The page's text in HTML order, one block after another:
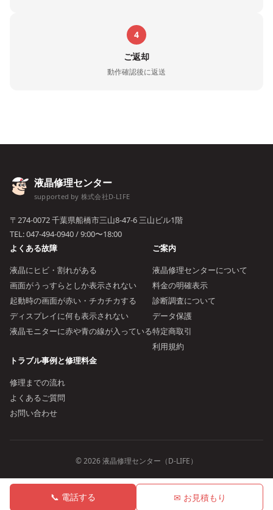
4
ご返却
動作確認後に返送
液晶修理センター
supported by 株式会社D-LIFE
〒274-0072 千葉県船橋市三山8-47-6 三山ビル1階
TEL:047-494-0940/ 9:00〜18:00
よくある故障
液晶にヒビ・割れがある
画面がうっすらとしか表示されない
起動時の画面が赤い・チカチカする
ディスプレイに何も表示されない
液晶モニターに赤や青の線が入っている
ご案内
液晶修理センターについて
料金の明確表示
診断調査について
データ保護
特定商取引
利用規約
トラブル事例と修理料金
修理までの流れ
よくあるご質問
お問い合わせ
© 2026 液晶修理センター（D-LIFE）
📞 電話する ✉ お見積もり